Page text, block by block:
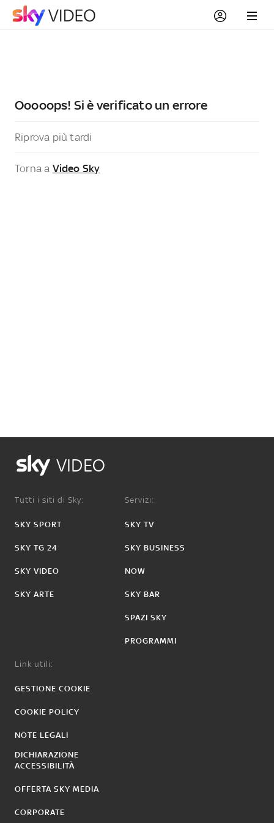
Ooooops! Si è verificato un errore
Riprova più tardi
Torna a Video Sky
VIDEO
Tutti i siti di Sky:
SKY SPORT
SKY TG 24
SKY VIDEO
SKY ARTE
Servizi:
SKY TV
SKY BUSINESS
NOW
SKY BAR
SPAZI SKY
PROGRAMMI
Link utili:
GESTIONE COOKIE
COOKIE POLICY
NOTE LEGALI
DICHIARAZIONE
ACCESSIBILITÀ
OFFERTA SKY MEDIA
CORPORATE